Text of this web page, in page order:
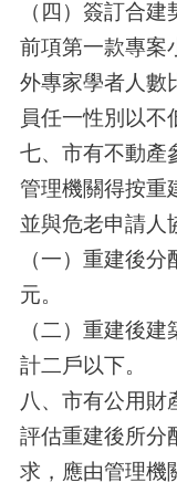
（四）簽訂合建
前項第一款專案
外專家學者人數
員任一性別以不
七、市有不動產
管理機關得按重
並與危老申請人
（一）重建後
元。
（二）重建後
計二戶以下。
八、市有公用財
評估重建後所分
求，應由管理機